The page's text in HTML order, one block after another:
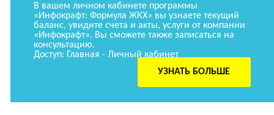
В вашем личном кабинете программы
«Инфокрафт: Формула ЖКХ» вы узнаете текущий
баланс, увидите счета и акты, услуги от компании
«Инфокрафт». Вы сможете также записаться на
консультацию.
Доступ: Главная - Личный кабинет
УЗНАТЬ БОЛЬШЕ